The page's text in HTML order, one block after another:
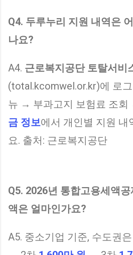
Q4. 두루누리 지원 내역은
나요?
A4. 근로복지공단 토탈서비
(total.kcomwel.or.kr)에 로
뉴 → 부과고지 보험료 조회
금 정보에서 개인별 지원 내
요. 출처: 근로복지공단
Q5. 2026년 통합고용세액
액은 얼마인가요?
A5. 중소기업 기준, 수도권